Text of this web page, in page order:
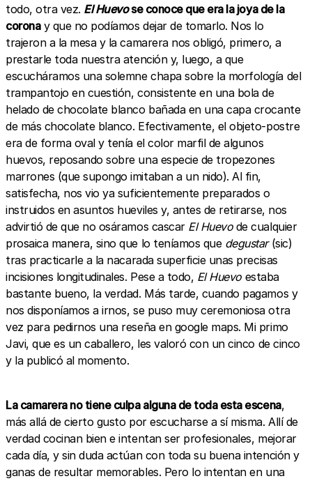
todo, otra vez. El Huevose conoce que era la joya de la
coronay que no podíamos dejar de tomarlo. Nos lo
trajeron a la mesa y la camarera nos obligó, primero, a
prestarle toda nuestra atención y, luego, a que
escucháramos una solemne chapa sobre la morfología del
trampantojo en cuestión, consistente en una bola de
helado de chocolate blanco bañada en una capa crocante
de más chocolate blanco. Efectivamente, el objeto-postre
era de forma oval y tenía el color marfil de algunos
huevos, reposando sobre una especie de tropezones
marrones (que supongo imitaban a un nido). Al fin,
satisfecha, nos vio ya suficientemente preparados o
instruidos en asuntos hueviles y, antes de retirarse, nos
advirtió de que no osáramos cascar El Huevo de cualquier
prosaica manera, sino que lo teníamos que degustar(sic)
tras practicarle a la nacarada superficie unas precisas
incisiones longitudinales. Pese a todo, El Huevoestaba
bastante bueno, la verdad. Más tarde, cuando pagamos y
nos disponíamos a irnos, se puso muy ceremoniosa otra
vez para pedirnos una reseña en google maps. Mi primo
Javi, que es un caballero, les valoró con un cinco de cinco
y la publicó al momento.
La camarera no tiene culpa alguna de toda esta escena,
más allá de cierto gusto por escucharse a sí misma. Allí de
verdad cocinan bien e intentan ser profesionales, mejorar
cada día, y sin duda actúan con toda su buena intención y
ganas de resultar memorables. Pero lo intentan en una